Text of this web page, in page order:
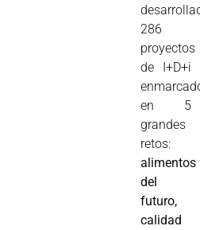
286
proyectos
de I+D+i
en 5
grandes
retos:
alimentos
del
futuro,
calidad